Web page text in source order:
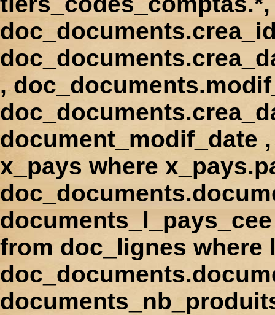
,
document_modif_date
x_pays where
from doc_lignes where